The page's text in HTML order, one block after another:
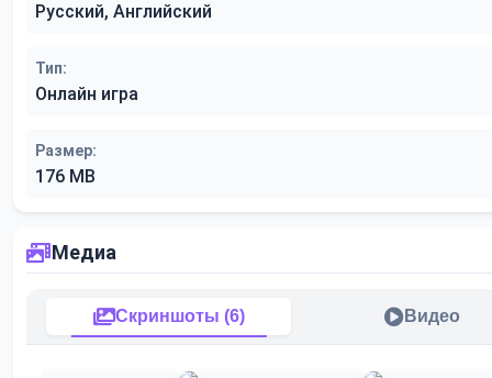
Русский, Английский
Тип:
Онлайн игра
Размер:
176 MB
Медиа
Скриншоты (6) Видео